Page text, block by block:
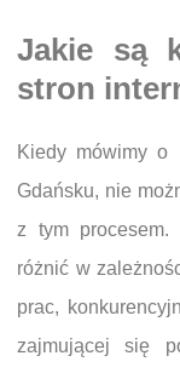
Jakie są
stron
Kiedy mówimy o
Gdańsku, nie
z tym procesem.
różnić w
prac,
zajmującej się